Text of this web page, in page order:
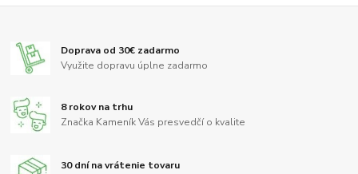
Doprava od 30€ zadarmo
Využite dopravu úplne zadarmo
8 rokov na trhu
Značka Kameník Vás presvedčí o kvalite
30 dní na vrátenie tovaru